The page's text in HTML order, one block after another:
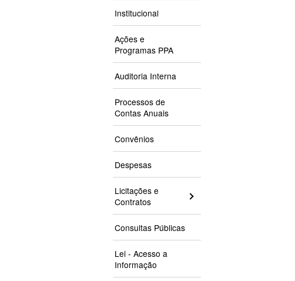
Institucional
Ações e
Programas PPA
Auditoria Interna
Processos de
Contas Anuais
Convênios
Despesas
Licitações e
Contratos
Consultas Públicas
Lei - Acesso a
Informação